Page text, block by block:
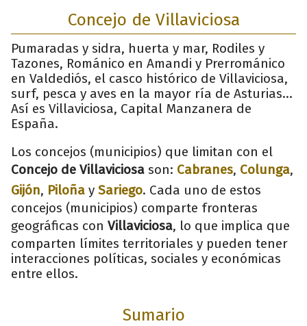
Concejo de Villaviciosa
Pumaradas y sidra, huerta y mar, Rodiles y
Tazones, Románico en Amandi y Prerrománico
en Valdediós, el casco histórico de Villaviciosa,
surf, pesca y aves en la mayor ría de Asturias…
Así es Villaviciosa, Capital Manzanera de
España.
Los concejos (municipios) que limitan con el
Concejo de Villaviciosa son: Cabranes, Colunga,
Gijón, Piloña y Sariego. Cada uno de estos
concejos (municipios) comparte fronteras
geográficas con Villaviciosa, lo que implica que
comparten límites territoriales y pueden tener
interacciones políticas, sociales y económicas
entre ellos.
Sumario